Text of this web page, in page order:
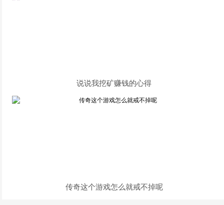
说说我挖矿赚钱的心得
传奇这个游戏怎么就戒不掉呢